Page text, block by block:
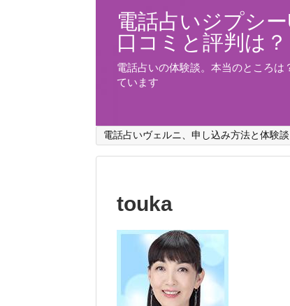
電話占いジプシ
口コミと評判は？
電話占いの体験談。本当のところ
ています
電話占いヴェルニ、申し込み方法と体験談
touka